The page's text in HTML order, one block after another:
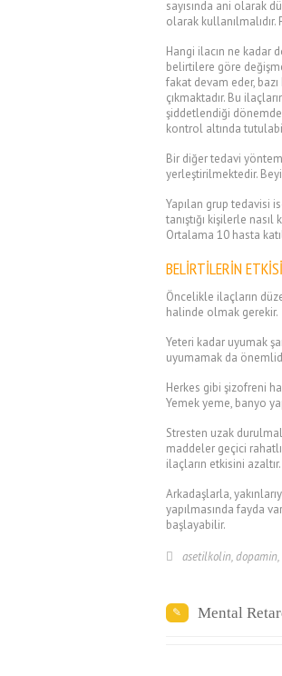
sayısında ani olarak
olarak
Hangi ilacın ne kadar
belirtilere göre
fakat devam eder,
çıkmaktadır. Bu
şiddetlendiği dönemde
kontrol altında
Bir diğer tedavi
yerleştirilmektedir.
Yapılan grup tedavisi
tanıştığı kişilerle
Ortalama 10 hasta
BELİRTİLERİN
Öncelikle ilaçların
halinde olmak gerekir.
Yeteri kadar uyumak
uyumamak da
Herkes gibi şizofreni
Yemek yeme, banyo
Stresten uzak
maddeler geçici
ilaçların etkisini azaltır.
Arkadaşlarla,
yapılmasında fayda
başlayabilir.
asetilkolin,dopamin,
Mental